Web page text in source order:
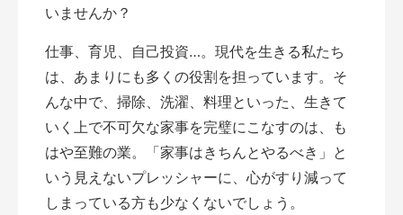
いませんか？
仕事、育児、自己投資…。現代を生きる私たち
は、あまりにも多くの役割を担っています。そ
んな中で、掃除、洗濯、料理といった、生きて
いく上で不可欠な家事を完璧にこなすのは、も
はや至難の業。「家事はきちんとやるべき」と
いう見えないプレッシャーに、心がすり減って
しまっている方も少なくないでしょう。